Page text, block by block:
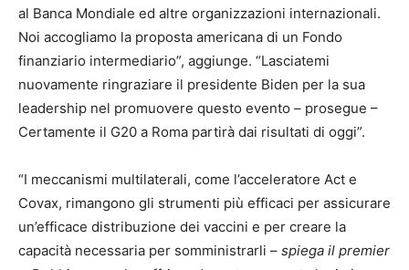
al Banca Mondiale ed altre organizzazioni internazionali.
Noi accogliamo la proposta americana di un Fondo
finanziario intermediario”, aggiunge. “Lasciatemi
nuovamente ringraziare il presidente Biden per la sua
leadership nel promuovere questo evento – prosegue –
Certamente il G20 a Roma partirà dai risultati di oggi”.
“I meccanismi multilaterali, come l’acceleratore Act e
Covax, rimangono gli strumenti più efficaci per assicurare
un’efficace distribuzione dei vaccini e per creare la
capacità necessaria per somministrarli – spiega il premier